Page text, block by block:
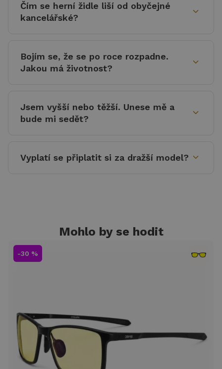
Čím se herní židle liší od obyčejné
kancelářské?
expand_more
Bojím se, že se po roce rozpadne.
Jakou má životnost?
expand_more
Jsem vyšší nebo těžší. Unese mě a
bude mi sedět?
expand_more
Vyplatí se připlatit si za dražší model? expand_more
Mohlo by se hodit
-30 %